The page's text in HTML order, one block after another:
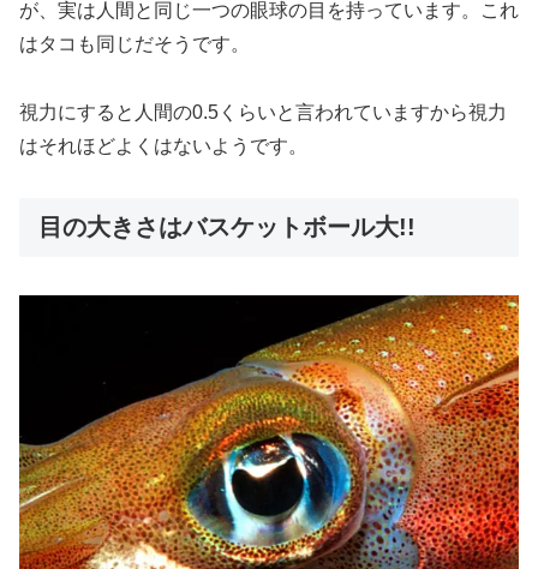
が、実は人間と同じ一つの眼球の目を持っています。これ
はタコも同じだそうです。
視力にすると人間の0.5くらいと言われていますから視力
はそれほどよくはないようです。
目の大きさはバスケットボール大!!